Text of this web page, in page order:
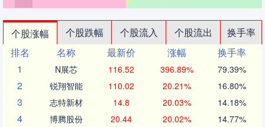
个股涨幅 个股跌幅 个股流入 个股流出
换手率
排名
名称 最新价 涨幅
换手率
1
N展芯 116.52 396.89% 79.39%
2 锐翔智能 110.02 20.21% 16.80%
3 志特新材 14.8 20.03% 14.18%
4 博腾股份 20.44 20.02% 14.77%